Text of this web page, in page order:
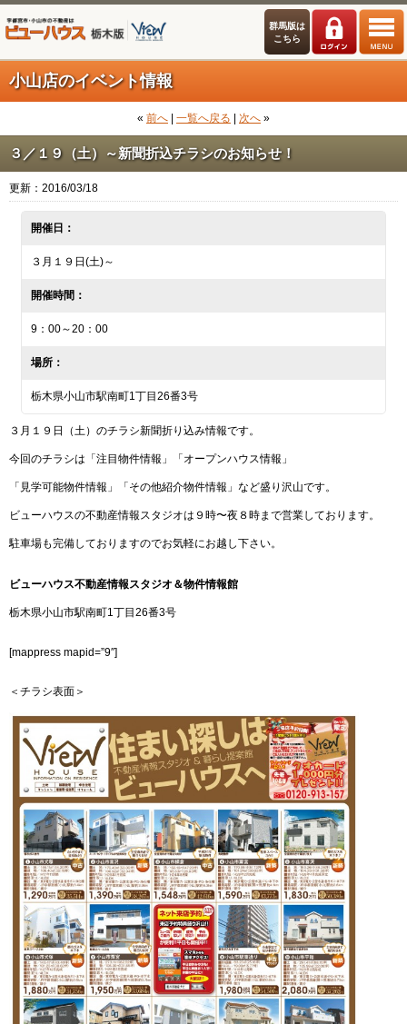
群馬版は
こちら
小山店のイベント情報
« 前へ 一覧へ戻る 次へ »
３／１９（土）～新聞折込チラシのお知らせ！
更新：2016/03/18
開催日：
３月１９日(土)～
開催時間：
9：00～20：00
場所：
栃木県小山市駅南町1丁目26番3号
３月１９日（土）のチラシ新聞折り込み情報です。
今回のチラシは「注目物件情報」「オープンハウス情報」
「見学可能物件情報」「その他紹介物件情報」など盛り沢山です。
ビューハウスの不動産情報スタジオは９時〜夜８時まで営業しております。
駐車場も完備しておりますのでお気軽にお越し下さい。
ビューハウス不動産情報スタジオ＆物件情報館
栃木県小山市駅南町1丁目26番3号
[mappress mapid=”9″]
＜チラシ表面＞